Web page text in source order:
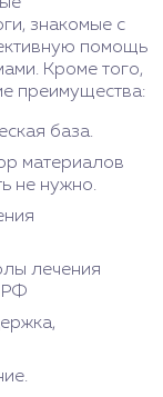
знакомые с
помощь
Кроме того,
преимущества:
база.
материалов
не нужно.
лечения
РФ